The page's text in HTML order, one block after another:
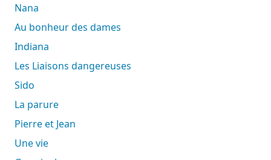
Nana
Au bonheur des dames
Indiana
Les Liaisons dangereuses
Sido
La parure
Pierre et Jean
Une vie